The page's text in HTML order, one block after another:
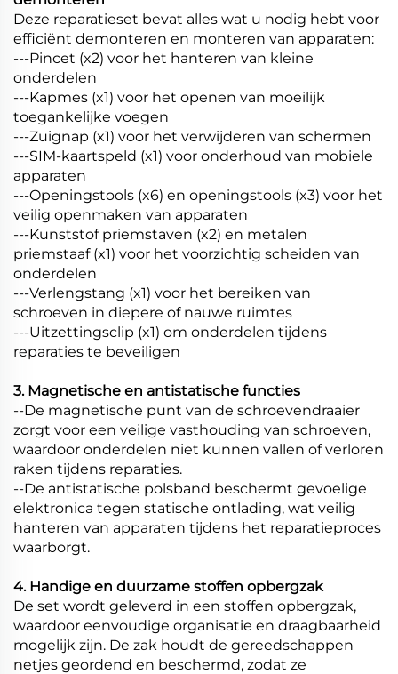
Deze reparatieset bevat alles wat u nodig hebt voor
efficiënt demonteren en monteren van apparaten:
---Pincet (x2) voor het hanteren van kleine
onderdelen
---Kapmes (x1) voor het openen van moeilijk
toegankelijke voegen
---Zuignap (x1) voor het verwijderen van schermen
---SIM-kaartspeld (x1) voor onderhoud van mobiele
apparaten
---Openingstools (x6) en openingstools (x3) voor het
veilig openmaken van apparaten
---Kunststof priemstaven (x2) en metalen
priemstaaf (x1) voor het voorzichtig scheiden van
onderdelen
---Verlengstang (x1) voor het bereiken van
schroeven in diepere of nauwe ruimtes
---Uitzettingsclip (x1) om onderdelen tijdens
reparaties te beveiligen
3. Magnetische en antistatische functies
--De magnetische punt van de schroevendraaier
zorgt voor een veilige vasthouding van schroeven,
waardoor onderdelen niet kunnen vallen of verloren
raken tijdens reparaties.
--De antistatische polsband beschermt gevoelige
elektronica tegen statische ontlading, wat veilig
hanteren van apparaten tijdens het reparatieproces
waarborgt.
4. Handige en duurzame stoffen opbergzak
De set wordt geleverd in een stoffen opbergzak,
waardoor eenvoudige organisatie en draagbaarheid
mogelijk zijn. De zak houdt de gereedschappen
netjes geordend en beschermd, zodat ze